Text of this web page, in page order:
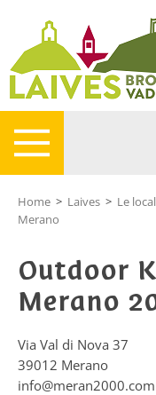
Home > Laives > Le
Merano
Outdoor
Merano
Via Val di Nova 37
39012 Merano
info@meran2000.com